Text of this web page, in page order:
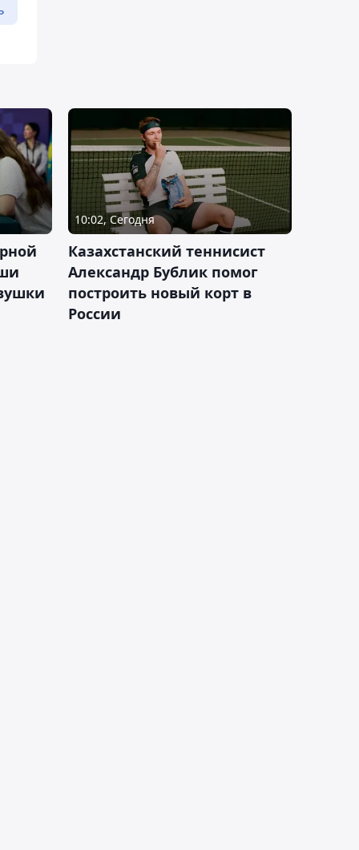
10:02, Сегодня
Казахстанский теннисист
Александр Бублик помог
построить новый корт в
России